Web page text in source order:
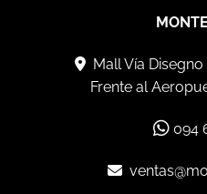
Mall Vía Disegno
Frente al
094